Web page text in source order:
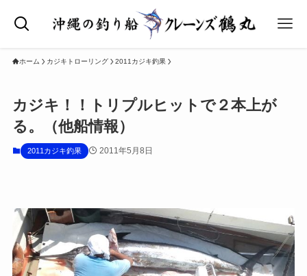
ホーム カジキトローリング 2011カジキ釣果
カジキ！！トリプルヒットで２本上が
る。（他船情報）
2011カジキ釣果 2011年5月8日